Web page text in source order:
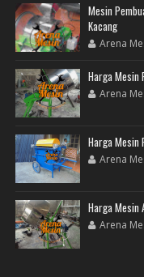
Mesin
Kacang
Arena
Harga Mesin
Arena
Harga Mesin
Arena
Harga Mesin
Arena